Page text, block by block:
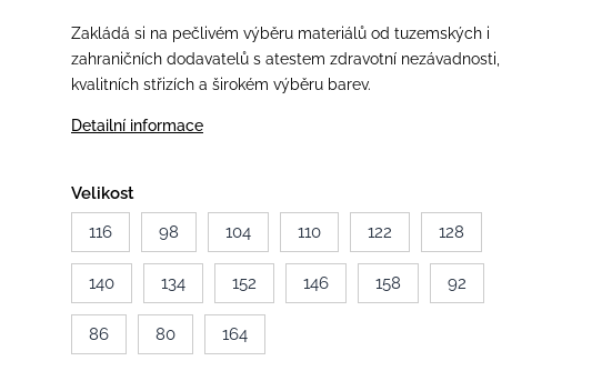
Zakládá si na pečlivém výběru materiálů od tuzemských i
zahraničních dodavatelů s atestem zdravotní nezávadnosti,
kvalitních střizích a širokém výběru barev.
Detailní informace
Velikost
116
98 104 110 122 128
140 134 152 146 158 92
86 80 164